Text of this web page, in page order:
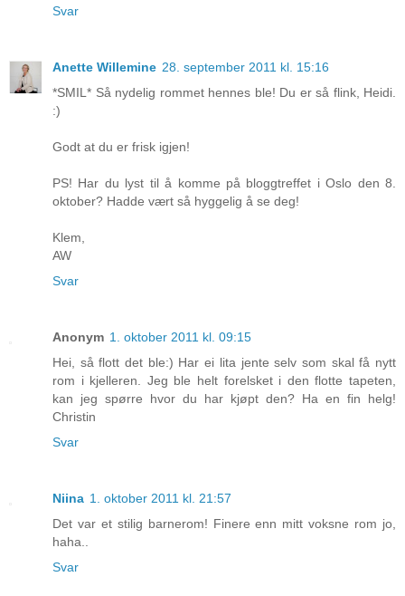
Svar
Anette Willemine 28. september 2011 kl. 15:16
*SMIL* Så nydelig rommet hennes ble! Du er så flink, Heidi.
:)
Godt at du er frisk igjen!
PS! Har du lyst til å komme på bloggtreffet i Oslo den 8.
oktober? Hadde vært så hyggelig å se deg!
Klem,
AW
Svar
Anonym 1. oktober 2011 kl. 09:15
Hei, så flott det ble:) Har ei lita jente selv som skal få nytt
rom i kjelleren. Jeg ble helt forelsket i den flotte tapeten,
kan jeg spørre hvor du har kjøpt den? Ha en fin helg!
Christin
Svar
Niina 1. oktober 2011 kl. 21:57
Det var et stilig barnerom! Finere enn mitt voksne rom jo,
haha..
Svar